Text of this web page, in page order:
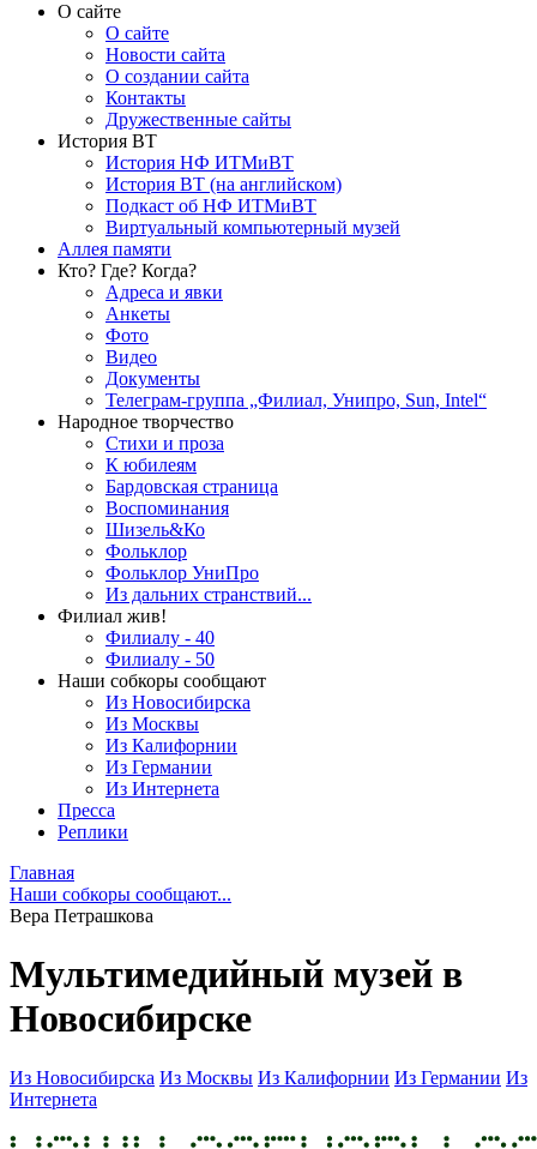
О сайте
О сайте
Новости сайта
О создании сайта
Контакты
Дружественные сайты
История ВТ
История НФ ИТМиВТ
История ВТ (на английском)
Подкаст об НФ ИТМиВТ
Виртуальный компьютерный музей
Аллея памяти
Кто? Где? Когда?
Адреса и явки
Анкеты
Фото
Видео
Документы
Телеграм-группа „Филиал, Унипро, Sun, Intel“
Народное творчество
Стихи и проза
К юбилеям
Бардовская страница
Воспоминания
Шизель&Ко
Фольклор
Фольклор УниПро
Из дальних странствий...
Филиал жив!
Филиалу - 40
Филиалу - 50
Наши собкоры сообщают
Из Новосибирска
Из Москвы
Из Калифорнии
Из Германии
Из Интернета
Пресса
Реплики
Главная
Наши собкоры сообщают...
Вера Петрашкова
Мультимедийный музей в
Новосибирске
Из Новосибирска Из Москвы Из Калифорнии Из Германии Из
Интернета